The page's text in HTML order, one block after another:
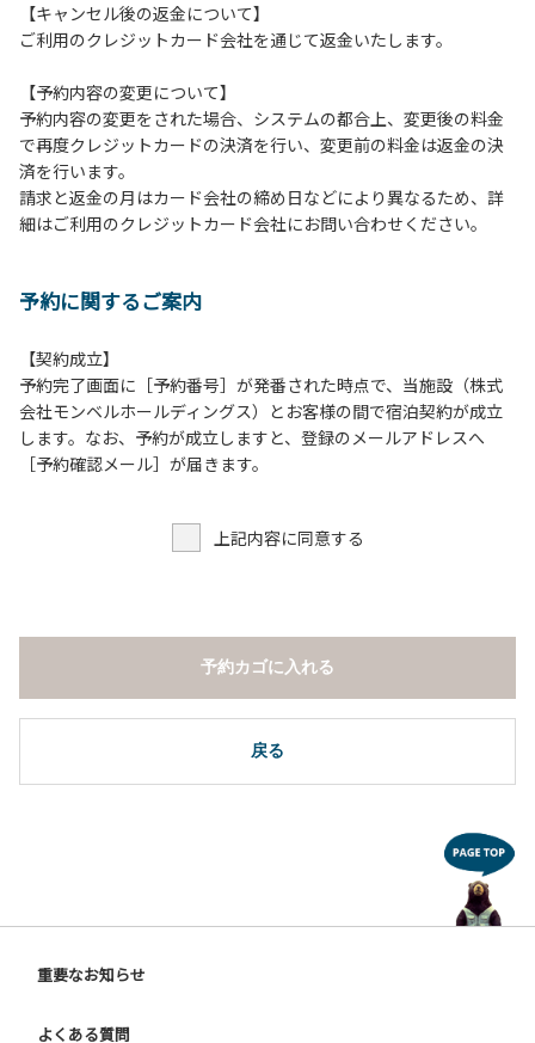
１４．21時～翌朝６時の間キャンプ場内での車輌の移動はご
遠慮ください。
【当ベースキャンプでの禁止事項】
１．花火（手持ちや打ち上げなど全て）。
２．地面への直火による焚き火、BBQ、キャンプファイヤ
ー。
３．ボールなどを使った野球、キャッチボール・サッカーな
周辺の広場で行ってください。
となりますので、絶対に行わないでください。
４．大きな音で音楽や楽器などを鳴らす行為 但し貸切イベン
トは除く。
５．発電機の使用 但し貸切イベントは除く。
６．申込みされたサイト以外のサイトの利用や共用部（シャ
デイキャンプ 但し盲導犬、介助犬は除く。
１０．その他 周りに迷惑となるような行為（夜間の大声での
談笑等）や他人に嫌悪感を与えるような行為。
【ウォールテンテッド利用に際しての注意事項ならびに禁止
４．ご訪問客とウォールテンテッド内での面会はご遠慮願い
５．薪ストーブを使用される際は、ご利用手引きをご確認い
ただき、適切にご利用ください。
ご利用ください。
【ドギーキャンプサイトご利用に際してのご案内ならびに注
【キャンセル後の返金について】
ご利用のクレジットカード会社を通じて返金いたします。
【予約内容の変更について】
予約内容の変更をされた場合、システムの都合上、変更後の料金
で再度クレジットカードの決済を行い、変更前の料金は返金の決
済を行います。
請求と返金の月はカード会社の締め日などにより異なるため、詳
細はご利用のクレジットカード会社にお問い合わせください。
予約に関するご案内
【契約成立】
予約完了画面に［予約番号］が発番された時点で、当施設（株式
会社モンベルホールディングス）とお客様の間で宿泊契約が成立
します。なお、予約が成立しますと、登録のメールアドレスへ
［予約確認メール］が届きます。
上記内容に同意する
戻る
予約カゴに入れる
重要なお知らせ
よくある質問